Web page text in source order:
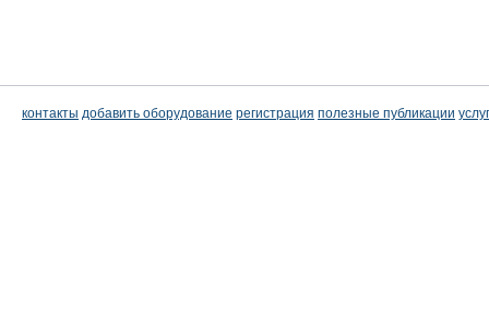
контакты добавить оборудование регистрация полезные публикации